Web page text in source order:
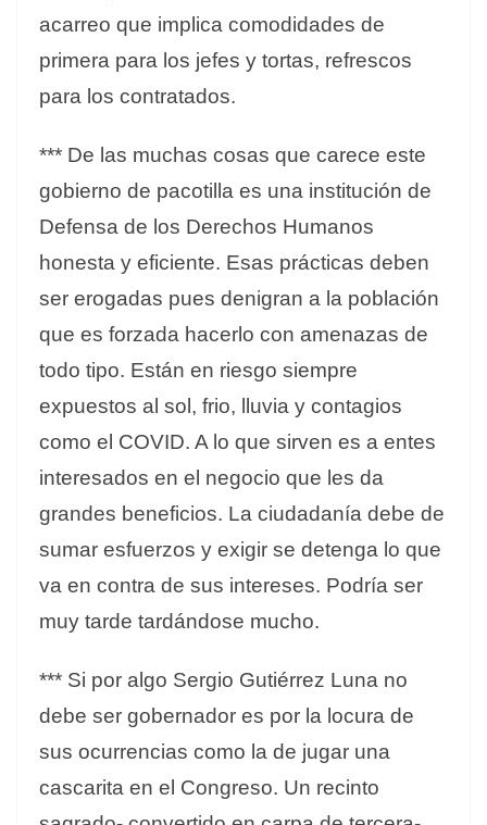
acarreo que implica comodidades de
primera para los jefes y tortas, refrescos
para los contratados.
*** De las muchas cosas que carece este
gobierno de pacotilla es una institución de
Defensa de los Derechos Humanos
honesta y eficiente. Esas prácticas deben
ser erogadas pues denigran a la población
que es forzada hacerlo con amenazas de
todo tipo. Están en riesgo siempre
expuestos al sol, frio, lluvia y contagios
como el COVID. A lo que sirven es a entes
interesados en el negocio que les da
grandes beneficios. La ciudadanía debe de
sumar esfuerzos y exigir se detenga lo que
va en contra de sus intereses. Podría ser
muy tarde tardándose mucho.
*** Si por algo Sergio Gutiérrez Luna no
debe ser gobernador es por la locura de
sus ocurrencias como la de jugar una
cascarita en el Congreso. Un recinto